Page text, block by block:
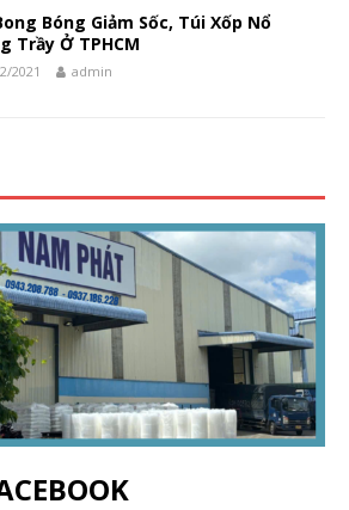
Bóng Giảm Sốc, Túi Xốp Nổ
Trầy Ở TPHCM
2021 admin